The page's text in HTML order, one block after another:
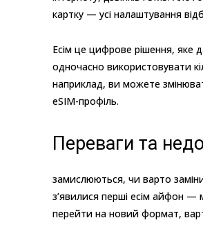
картку — усі налаштування
Есім це цифрове рішення, яке
одночасно використовувати
наприклад, ви можете
eSIM-профіль.
Переваги та
замислюються, чи варто
з’явилися перші есім айфон —
перейти на новий формат,